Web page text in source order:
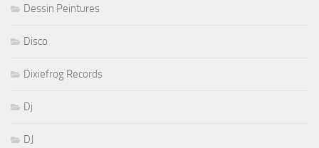
Dessin Peintures
Disco
Dixiefrog Records
Dj
DJ